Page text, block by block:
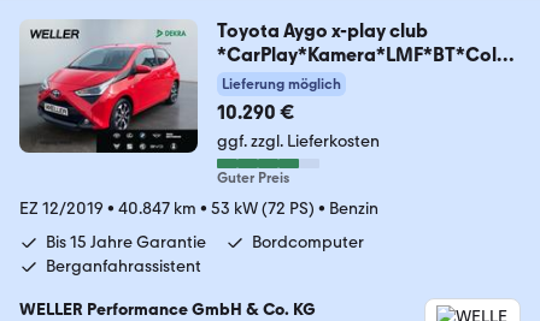
Toyota Aygo x-play club
*CarPlay*Kamera*LMF*BT*Color
gla
Lieferung möglich
10.290 €
ggf. zzgl. Lieferkosten
Guter Preis
EZ 12/2019 • 40.847 km • 53 kW (72 PS) • Benzin
Bis 15 Jahre Garantie
Bordcomputer
Berganfahrassistent
WELLER Performance GmbH & Co. KG